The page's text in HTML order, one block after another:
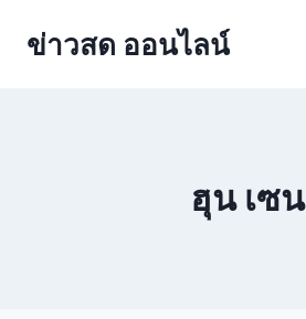
ข่าวสด ออนไลน์
ฮุน เซน